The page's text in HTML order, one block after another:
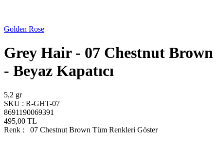
Golden Rose
Grey Hair - 07 Chestnut Brown
- Beyaz Kapatıcı
5,2 gr
SKU : R-GHT-07
8691190069391
495,00 TL
Renk : 07 Chestnut Brown Tüm Renkleri Göster